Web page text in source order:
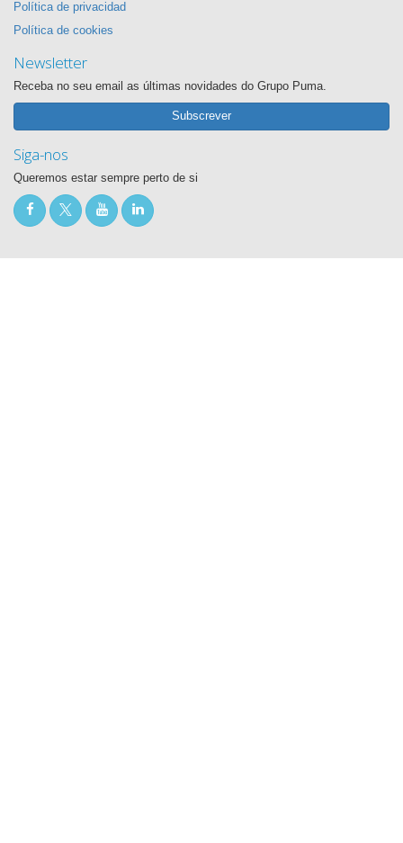
Política de privacidad
Política de cookies
Newsletter
Receba no seu email as últimas novidades do Grupo Puma.
Subscrever
Siga-nos
Queremos estar sempre perto de si